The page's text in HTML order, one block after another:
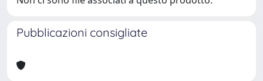
Pubblicazioni consigliate